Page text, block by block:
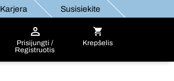
Karjera Susisiekite
Prisijungti /
Registruotis
Krepšelis